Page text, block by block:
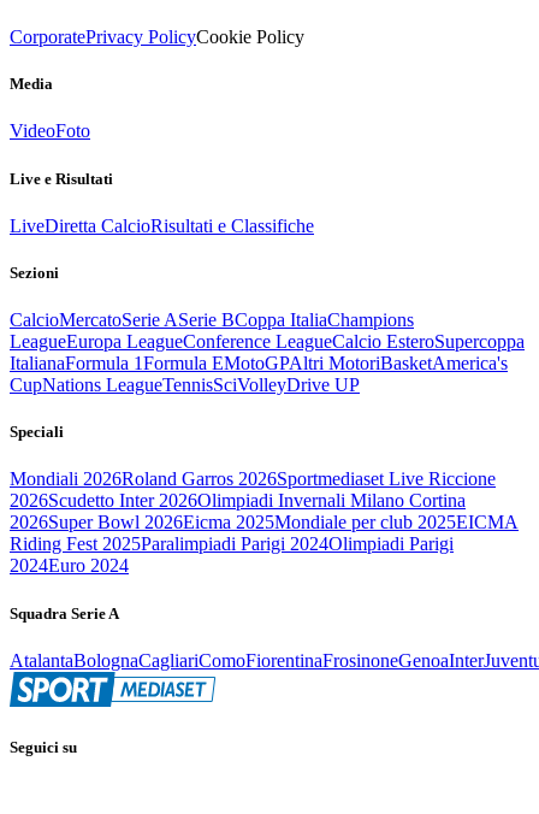
CorporatePrivacy PolicyCookie Policy
Media
VideoFoto
Live e Risultati
LiveDiretta CalcioRisultati e Classifiche
Sezioni
CalcioMercatoSerie ASerie BCoppa ItaliaChampions
LeagueEuropa LeagueConference LeagueCalcio EsteroSupercoppa
ItalianaFormula 1Formula EMotoGPAltri MotoriBasketAmerica's
CupNations LeagueTennisSciVolleyDrive UP
Speciali
Mondiali 2026Roland Garros 2026Sportmediaset Live Riccione
2026Scudetto Inter 2026Olimpiadi Invernali Milano Cortina
2026Super Bowl 2026Eicma 2025Mondiale per club 2025EICMA
Riding Fest 2025Paralimpiadi Parigi 2024Olimpiadi Parigi
2024Euro 2024
Squadra Serie A
AtalantaBolognaCagliariComoFiorentinaFrosinoneGenoaInter
Seguici su